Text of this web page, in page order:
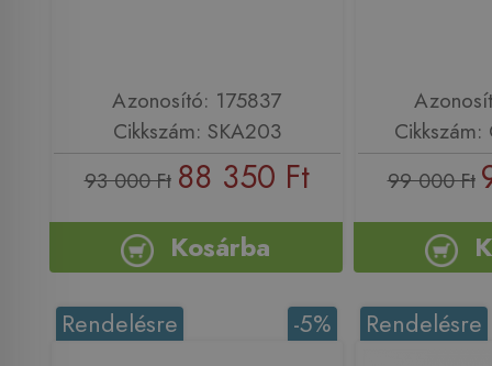
Azonosító: 175837
Cikkszám: SKA203
93 000 Ft 88 350 Ft
Kosárba
99 000 Ft
-5%
Rendelésre Rendelésre